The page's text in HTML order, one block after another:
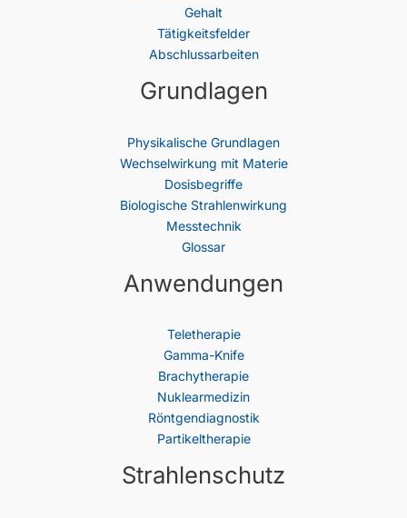
Gehalt
Tätigkeitsfelder
Abschlussarbeiten
Grundlagen
Physikalische Grundlagen
Wechselwirkung mit Materie
Dosisbegriffe
Biologische Strahlenwirkung
Messtechnik
Glossar
Anwendungen
Teletherapie
Gamma-Knife
Brachytherapie
Nuklearmedizin
Röntgendiagnostik
Partikeltherapie
Strahlenschutz